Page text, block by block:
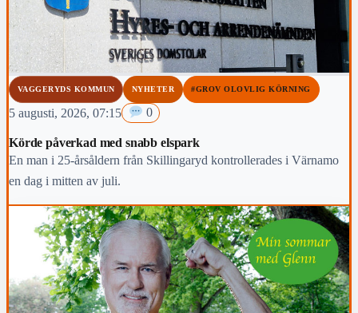
VAGGERYDS KOMMUN NYHETER #GROV OLOVLIG KÖRNING
5 augusti, 2026, 07:15 0
Körde påverkad med snabb elspark
En man i 25-årsåldern från Skillingaryd kontrollerades i Värnamo
en dag i mitten av juli.